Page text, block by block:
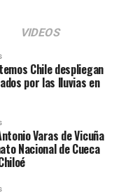
VIDEOS
Chile despliegan
por las lluvias en
Varas de Vicuña
Nacional de Cueca